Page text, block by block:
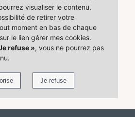
visualiser le contenu.
de retirer votre
moment en bas de chaque
le lien gérer mes cookies.
refuse », vous ne pourrez pas